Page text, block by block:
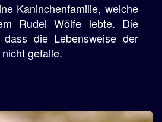
Kaninchenfamilie, welche
Rudel Wölfe lebte. Die
die Lebensweise der
gefalle.